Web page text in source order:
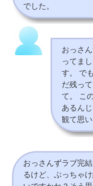
でした。
おっさ
ってま
す。 で
だ残っ
て。 こ
あるん
観て思い
おっさんずラブ完
るけど、ぶっちゃ